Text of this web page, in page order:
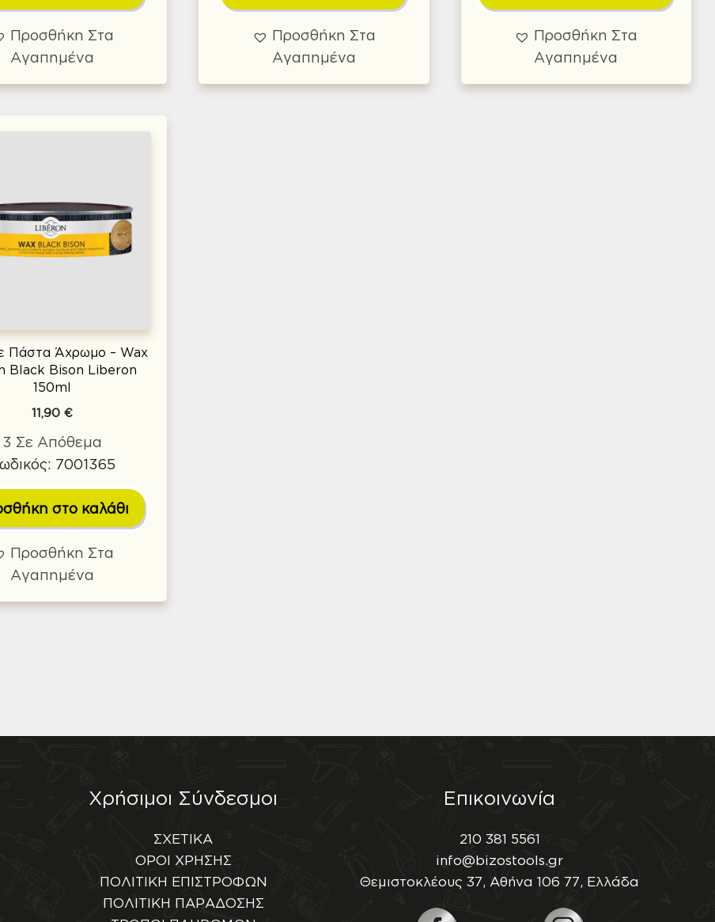
Προσθήκη Στα
Αγαπημένα
Προσθήκη Στα
Αγαπημένα
Προσθήκη Στα
Αγαπημένα
Πάστα Άχρωμο – Wax
Black Bison Liberon
150ml
11,90 €
3 Σε Απόθεμα
7001365
στο καλάθι
Προσθήκη Στα
Αγαπημένα
Χρήσιμοι Σύνδεσμοι
ΣΧΕΤΙΚΑ
ΟΡΟΙ ΧΡΗΣΗΣ
ΠΟΛΙΤΙΚΗ ΕΠΙΣΤΡΟΦΩΝ
ΠΟΛΙΤΙΚΗ ΠΑΡΑΔΟΣΗΣ
Επικοινωνία
210 381 5561
info@bizostools.gr
Θεμιστοκλέους 37, Αθήνα 106 77, Ελλάδα